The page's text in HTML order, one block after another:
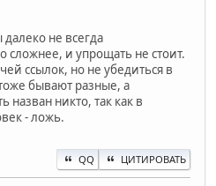
не всегда
сложнее, и упрощать не стоит.
ссылок, но не убедиться в
бывают разные, а
назван никто, так как в
- ложь.
QQ ЦИТИРОВАТЬ